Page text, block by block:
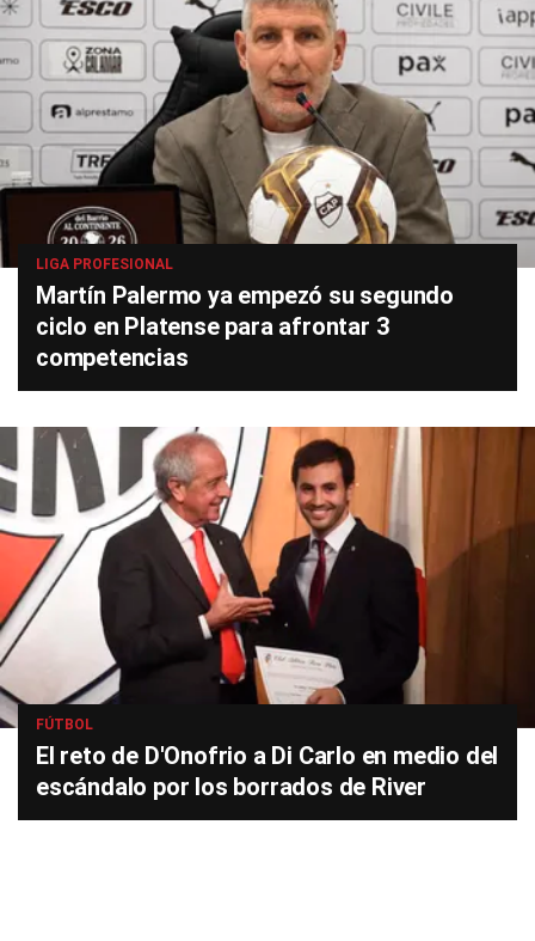
LIGA PROFESIONAL
Martín Palermo ya empezó su segundo
ciclo en Platense para afrontar 3
competencias
FÚTBOL
El reto de D'Onofrio a Di Carlo en medio del
escándalo por los borrados de River